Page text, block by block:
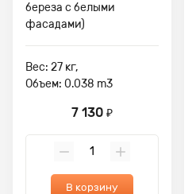
береза с белыми
фасадами)
Вес: 27 кг,
Объем: 0.038 m3
7 130 ₽
В корзину